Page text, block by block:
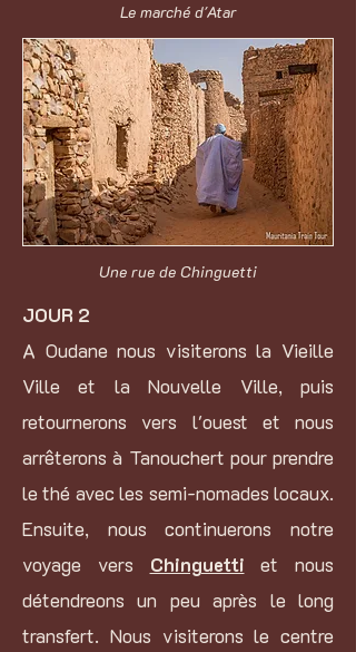
Le marché d'Atar
Une rue de Chinguetti
JOUR 2
A Oudane nous visiterons la Vieille
Ville et la Nouvelle Ville, puis
retournerons vers l'ouest et nous
arrêterons à Tanouchert pour prendre
le thé avec les semi-nomades locaux.
Ensuite, nous continuerons notre
voyage vers Chinguetti et nous
détendreons un peu après le long
transfert. Nous visiterons le centre